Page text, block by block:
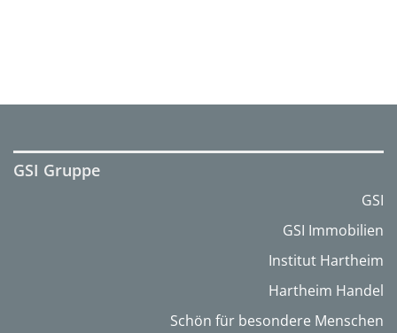
GSI Gruppe
GSI
GSI Immobilien
Institut Hartheim
Hartheim Handel
Schön für besondere Menschen